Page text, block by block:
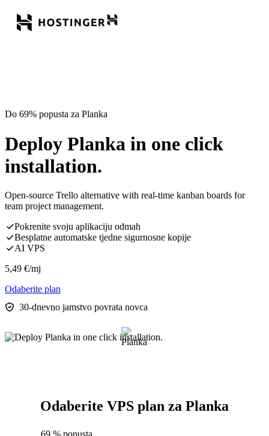
Do 69% popusta za Planka
Deploy Planka in one click
installation.
Open-source Trello alternative with real-time kanban boards for
team project management.
Pokrenite svoju aplikaciju odmah
Besplatne automatske tjedne sigurnosne kopije
AI VPS
5,49 €/mj
Odaberite plan
30-dnevno jamstvo povrata novca
Odaberite VPS plan za Planka